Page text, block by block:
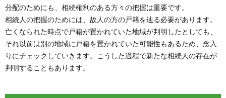
分配のためにも、相続権利のある方々の把握は重要です。
相続人の把握のためには、故人の方の戸籍を辿る必要があります。
亡くなられた時点で戸籍が置かれていた地域が判明したとしても、
それ以前は別の地域に戸籍を置かれていた可能性もあるため、念入
りにチェックしていきます。こうした過程で新たな相続人の存在が
判明することもあります。